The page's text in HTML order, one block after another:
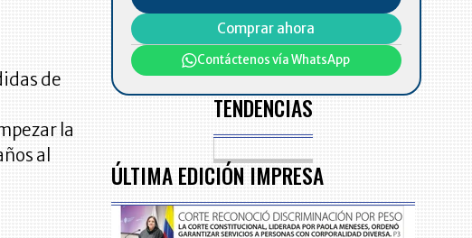
de
la
al
Comprar ahora
Contáctenos vía WhatsApp
TENDENCIAS
ÚLTIMA EDICIÓN IMPRESA